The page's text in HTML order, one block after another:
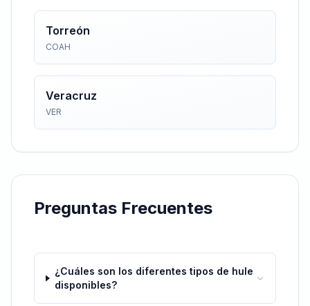
Torreón
COAH
Veracruz
VER
Preguntas Frecuentes
¿Cuáles son los diferentes tipos de hule
disponibles?